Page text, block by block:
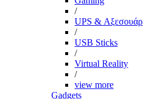
/
UPS & Αξεσουάρ
/
USB Sticks
/
Virtual Reality
/
view more
Gadgets